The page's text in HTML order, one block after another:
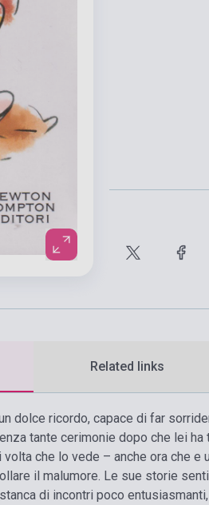
Related links
dolce ricordo, capace di far
tante cerimonie dopo che lei
volta che lo vede – anche ora che
il malumore. Le sue storie
di incontri poco